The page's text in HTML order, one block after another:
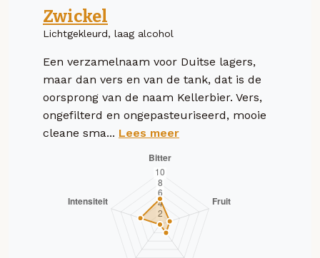
Zwickel
Lichtgekleurd, laag alcohol
Een verzamelnaam voor Duitse lagers,
maar dan vers en van de tank, dat is de
oorsprong van de naam Kellerbier. Vers,
ongefilterd en ongepasteuriseerd, mooie
cleane sma... Lees meer